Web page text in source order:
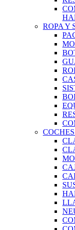
ROPA Y